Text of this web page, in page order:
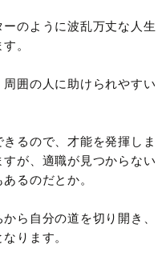
のように波乱万丈な人生
。
囲の人に助けられやすい
るので、才能を発揮しま
が、適職が見つからない
るのだとか。
ら自分の道を切り開き、
ります。